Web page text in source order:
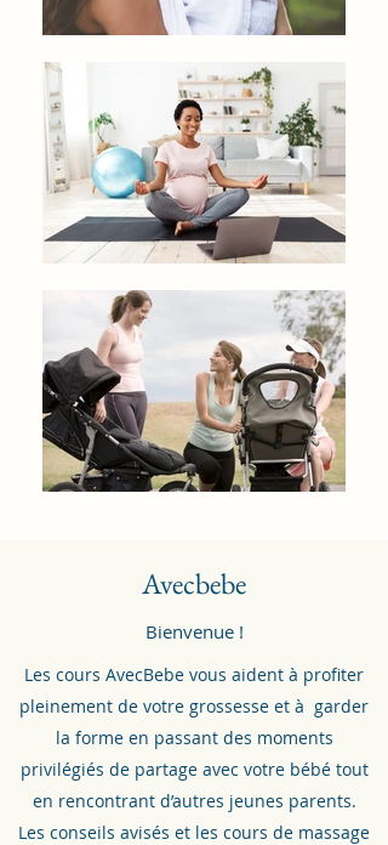
Avecbebe
Bienvenue !
Les cours AvecBebe vous aident à profiter
pleinement de votre grossesse et à garder
la forme en passant des moments
privilégiés de partage avec votre bébé tout
en rencontrant d’autres jeunes parents.
Les conseils avisés et les cours de massage